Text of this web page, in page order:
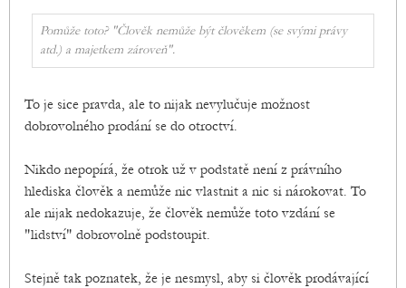
Pomůže toto? "Člověk nemůže být člověkem (se svými právy
atd.) a majetkem zároveň".
To je sice pravda, ale to nijak nevylučuje možnost
dobrovolného prodání se do otroctví.
Nikdo nepopírá, že otrok už v podstatě není z právního
hlediska člověk a nemůže nic vlastnit a nic si nárokovat. To
ale nijak nedokazuje, že člověk nemůže toto vzdání se
"lidství" dobrovolně podstoupit.
Stejně tak poznatek, že je nesmysl, aby si člověk prodávající